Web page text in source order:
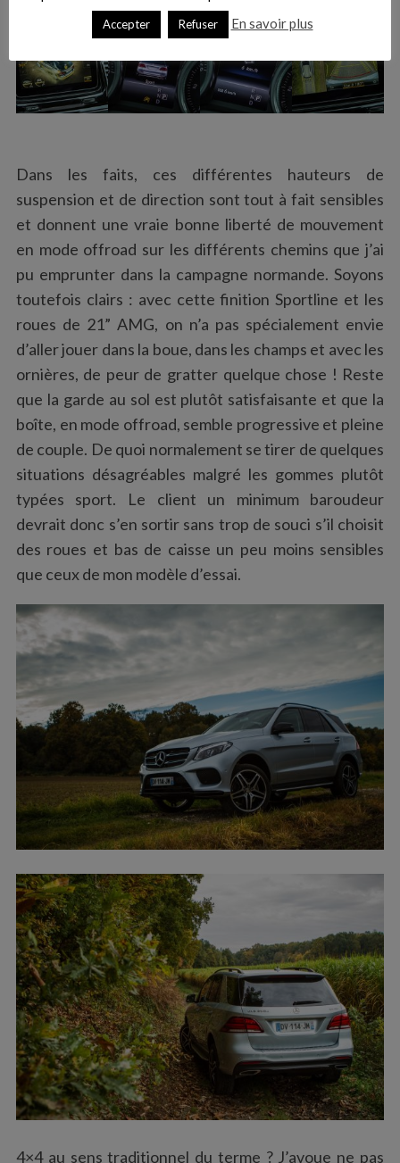
Dans les faits, ces différentes hauteurs de
suspension et de direction sont tout à fait sensibles
et donnent une vraie bonne liberté de mouvement
en mode offroad sur les différents chemins que j’ai
pu emprunter dans la campagne normande. Soyons
toutefois clairs : avec cette finition Sportline et les
roues de 21” AMG, on n’a pas spécialement envie
d’aller jouer dans la boue, dans les champs et avec les
ornières, de peur de gratter quelque chose ! Reste
que la garde au sol est plutôt satisfaisante et que la
boîte, en mode offroad, semble progressive et pleine
de couple. De quoi normalement se tirer de quelques
situations désagréables malgré les gommes plutôt
typées sport. Le client un minimum baroudeur
devrait donc s’en sortir sans trop de souci s’il choisit
des roues et bas de caisse un peu moins sensibles
que ceux de mon modèle d’essai.
4×4 au sens traditionnel du terme ? J’avoue ne pas
Accepter Refuser En savoir plus